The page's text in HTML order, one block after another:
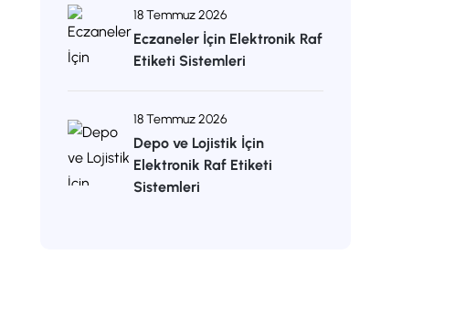
18 Temmuz 2026
Eczaneler İçin Elektronik Raf
Etiketi Sistemleri
18 Temmuz 2026
Depo ve Lojistik İçin
Elektronik Raf Etiketi
Sistemleri